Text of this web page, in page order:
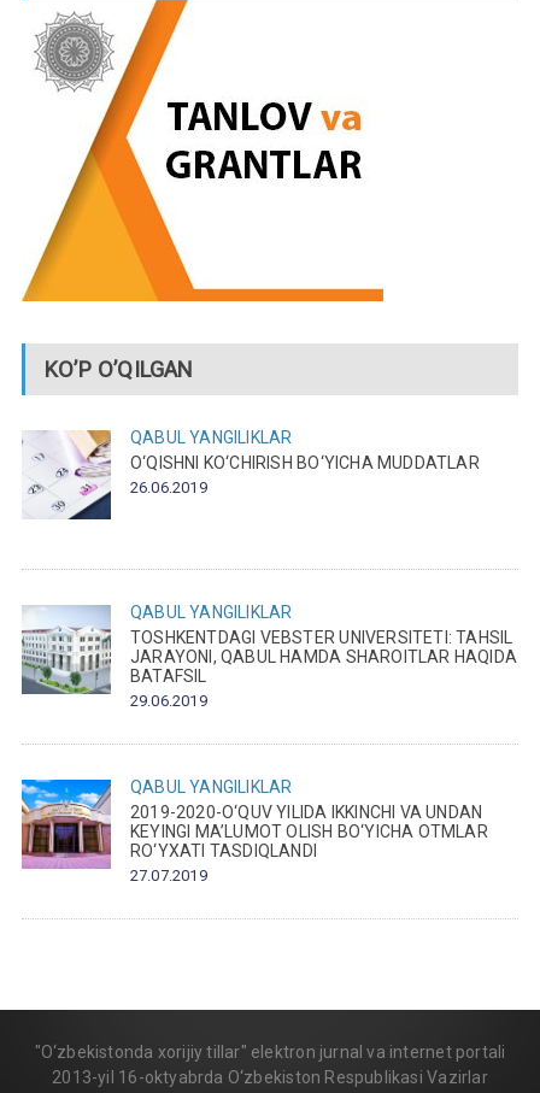
KO’P O’QILGAN
QABUL
YANGILIKLAR
O‘QISHNI KO‘CHIRISH BO‘YICHA MUDDATLAR
26.06.2019
QABUL
YANGILIKLAR
TOSHKENTDAGI VEBSTER UNIVERSITETI: TAHSIL
JARAYONI, QABUL HAMDA SHAROITLAR HAQIDA
BATAFSIL
29.06.2019
QABUL
YANGILIKLAR
2019-2020-O‘QUV YILIDA IKKINCHI VA UNDAN
KEYINGI MA’LUMOT OLISH BO‘YICHA OTMLAR
RO‘YXATI TASDIQLANDI
27.07.2019
"O‘zbekistonda xorijiy tillar" elektron jurnal va internet portali
2013-yil 16-oktyabrda O‘zbekiston Respublikasi Vazirlar